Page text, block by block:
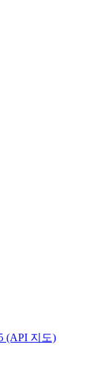
(API 지도)